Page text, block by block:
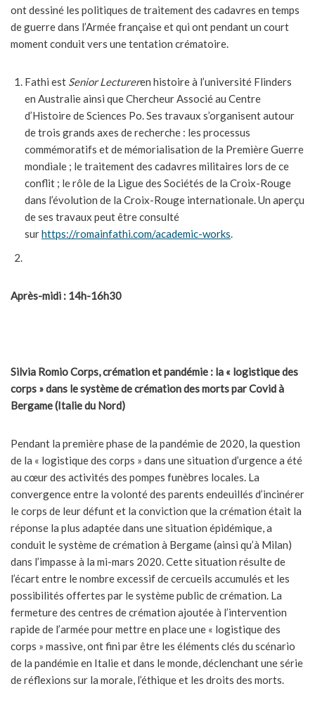
ont dessiné les politiques de traitement des cadavres en temps
de guerre dans l’Armée française et qui ont pendant un court
moment conduit vers une tentation crématoire.
Fathi est Senior Lectureren histoire à l’université Flinders
en Australie ainsi que Chercheur Associé au Centre
d’Histoire de Sciences Po. Ses travaux s’organisent autour
de trois grands axes de recherche : les processus
commémoratifs et de mémorialisation de la Première Guerre
mondiale ; le traitement des cadavres militaires lors de ce
conflit ; le rôle de la Ligue des Sociétés de la Croix-Rouge
dans l’évolution de la Croix-Rouge internationale. Un aperçu
de ses travaux peut être consulté
surhttps://romainfathi.com/academic-works.
Après-midi : 14h-16h30
Silvia RomioCorps, crémation et pandémie : la « logistique des
corps » dans le système de crémation des morts par Covid à
Bergame (Italie du Nord)
Pendant la première phase de la pandémie de 2020, la question
de la « logistique des corps » dans une situation d’urgence a été
au cœur des activités des pompes funèbres locales. La
convergence entre la volonté des parents endeuillés d’incinérer
le corps de leur défunt et la conviction que la crémation était la
réponse la plus adaptée dans une situation épidémique, a
conduit le système de crémation à Bergame (ainsi qu’à Milan)
dans l’impasse à la mi-mars 2020. Cette situation résulte de
l’écart entre le nombre excessif de cercueils accumulés et les
possibilités offertes par le système public de crémation. La
fermeture des centres de crémation ajoutée à l’intervention
rapide de l’armée pour mettre en place une « logistique des
corps » massive, ont fini par être les éléments clés du scénario
de la pandémie en Italie et dans le monde, déclenchant une série
de réflexions sur la morale, l’éthique et les droits des morts.